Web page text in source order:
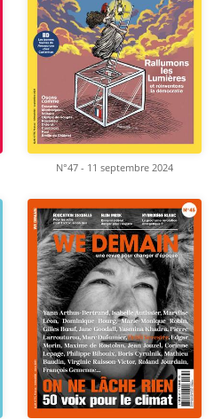
N°47 - 11 septembre 2024